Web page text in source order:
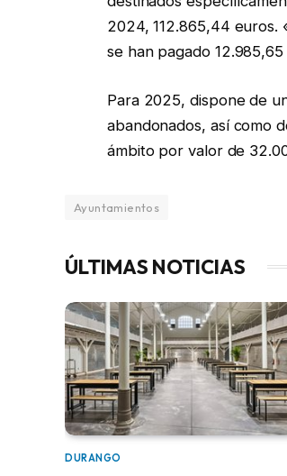
2024, 112.865,44
se han pagado
Para 2025, dispone de
abandonados, así como
ámbito por valor de
Ayuntamientos
ÚLTIMAS NOTICIAS
DURANGO